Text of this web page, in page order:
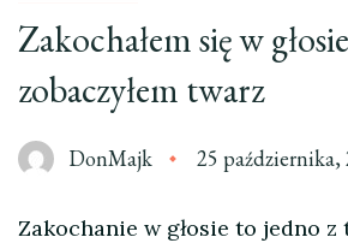
Zakochałem się w
zobaczyłem twarz
DonMajk 25 października,
Zakochanie w głosie to jedno z